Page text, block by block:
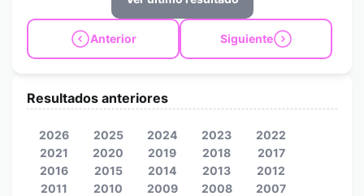
Anterior Siguiente
Resultados anteriores
2026 2025 2024 2023
2022
2021
2020 2019 2018
2017
2016
2015 2014 2013
2012
2011
2010 2009 2008
2007